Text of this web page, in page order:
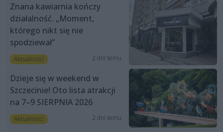
Znana kawiarnia kończy
działalność. „Moment,
którego nikt się nie
spodziewał”
Aktualności 2 dni temu
Dzieje się w weekend w
Szczecinie! Oto lista atrakcji
na 7–9 SIERPNIA 2026
Aktualności 2 dni temu